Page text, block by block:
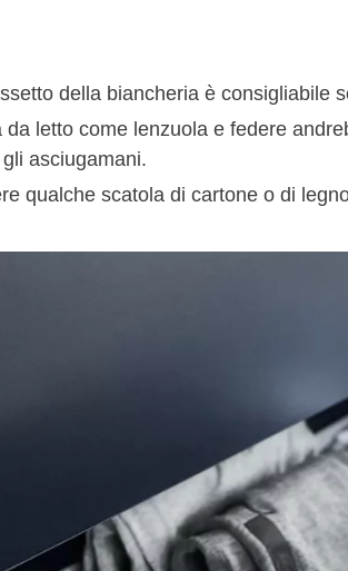
della biancheria è consigliabile
letto come lenzuola e federe
asciugamani.
qualche scatola di cartone o di